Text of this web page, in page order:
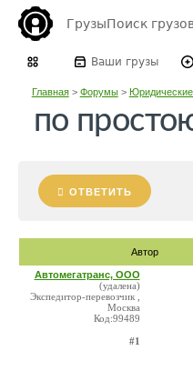
ГрузыПоиск
Ваши грузы
Главная> Форумы>
по
ОТВЕТИТЬ
Автор
Автомегатранс, ООО
(удалена)
Экспедитор-перевозчик ,
Москва
Код:99489
#1